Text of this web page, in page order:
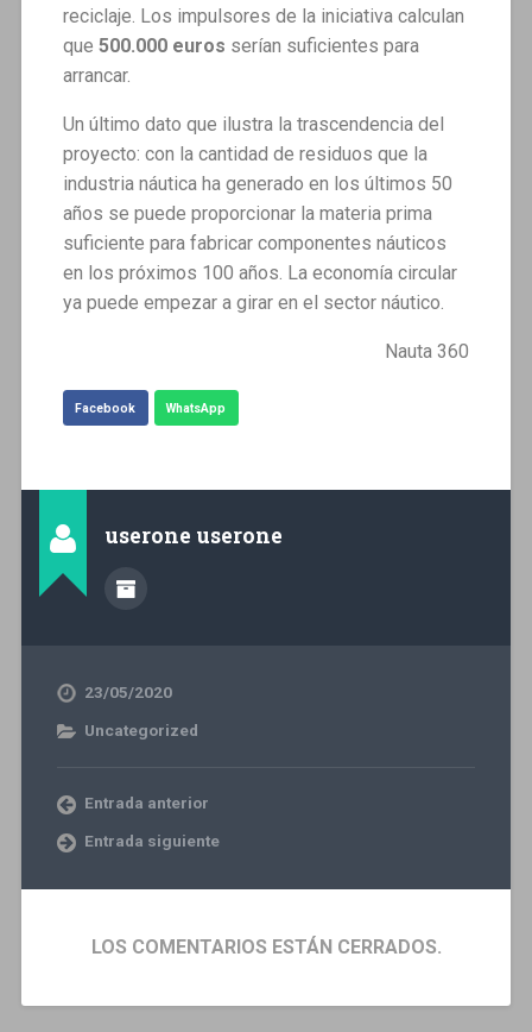
reciclaje. Los impulsores de la iniciativa calculan
que 500.000 euros serían suficientes para
arrancar.
Un último dato que ilustra la trascendencia del
proyecto: con la cantidad de residuos que la
industria náutica ha generado en los últimos 50
años se puede proporcionar la materia prima
suficiente para fabricar componentes náuticos
en los próximos 100 años. La economía circular
ya puede empezar a girar en el sector náutico.
Nauta 360
Facebook WhatsApp
userone userone
23/05/2020
Uncategorized
Entrada anterior
Entrada siguiente
LOS COMENTARIOS ESTÁN CERRADOS.